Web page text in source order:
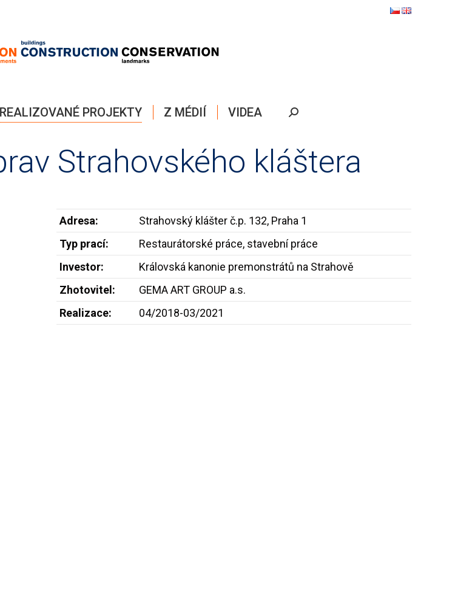
REALIZOVANÉ PROJEKTY Z MÉDIÍ VIDEA Search:
Strahovského kláštera
Adresa:
Strahovský klášter č.p. 132, Praha 1
Typ prací:
Restaurátorské práce, stavební práce
Investor:
Královská kanonie premonstrátů na Strahově
Zhotovitel:
GEMA ART GROUP a.s.
Realizace:
04/2018-03/2021